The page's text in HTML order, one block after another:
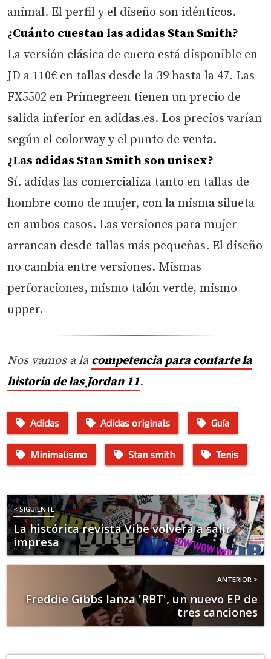
animal. El perfil y el diseño son idénticos.
¿Cuánto cuestan las adidas Stan Smith?
La versión clásica de cuero está disponible en
JD a 110€ en tallas desde la 39 hasta la 47. Las
FX5502 en Primegreen tienen un precio de
salida inferior en adidas.es. Los precios varían
según el colorway y el punto de venta.
¿Las adidas Stan Smith son unisex?
Sí. adidas las comercializa tanto en tallas de
hombre como de mujer, con la misma silueta
en ambos casos. Las versiones para mujer
arrancan desde tallas más pequeñas. El diseño
no cambia entre versiones. Mismas
perforaciones, mismo talón verde, mismo
upper.
Nos vamos a la competencia para contarte la
historia de las Jordan 11.
Adidas Adidas originals Guía
Minimalismo Stan smith Tenis
< SIGUIENTE
La histórica revista Vibe volverá a salir
impresa
ANTERIOR >
Freddie Gibbs lanza 'RBT', un nuevo EP de
tres canciones